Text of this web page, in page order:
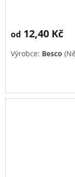
od 12,40 Kč
Výrobce: Besco